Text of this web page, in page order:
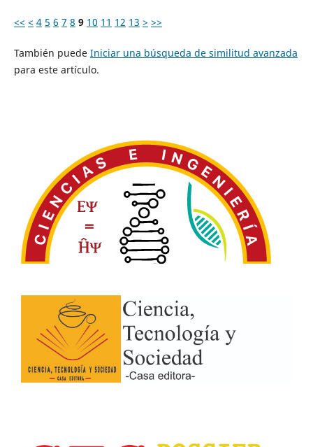
<< < 4 5 6 7 8 9 10 11 12 13 > >>
También puede Iniciar una búsqueda de similitud avanzada
para este artículo.